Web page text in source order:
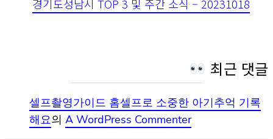
경기도성남시 TOP 3 및 주간 소식 – 20231018
최근 댓글
셀프촬영가이드 홈셀프로 소중한 아기추억 기록
해요의 A WordPress Commenter